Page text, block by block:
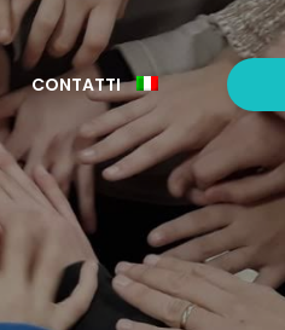
CONTATTI